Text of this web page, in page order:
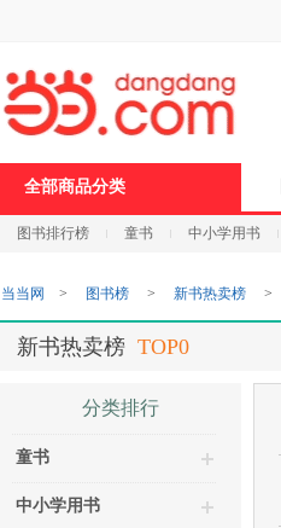
打
开
无
障
页
加
全部商品分类
图书排行榜 童书 中小学用书
当当网 > 图书榜 > 新书热卖榜 >
新书热卖榜 TOP0
分类排行
童书
中小学用书